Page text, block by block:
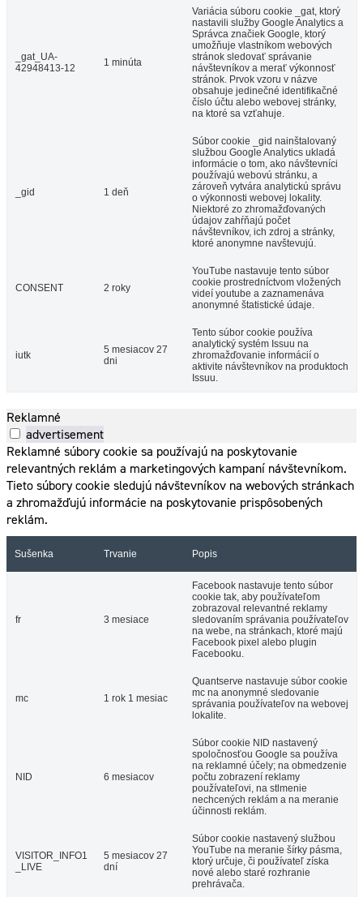
_gat_UA-
42948413-12
1 minúta
Variácia súboru cookie _gat, ktorý
nastavili služby Google Analytics a
Správca značiek Google, ktorý
umožňuje vlastníkom webových
stránok sledovať správanie
návštevníkov a merať výkonnosť
stránok. Prvok vzoru v názve
obsahuje jedinečné identifikačné
číslo účtu alebo webovej stránky,
na ktoré sa vzťahuje.
_gid 1 deň
Súbor cookie _gid nainštalovaný
službou Google Analytics ukladá
informácie o tom, ako návštevníci
používajú webovú stránku, a
zároveň vytvára analytickú správu
o výkonnosti webovej lokality.
Niektoré zo zhromažďovaných
údajov zahŕňajú počet
návštevníkov, ich zdroj a stránky,
ktoré anonymne navštevujú.
CONSENT 2 roky
YouTube nastavuje tento súbor
cookie prostredníctvom vložených
videí youtube a zaznamenáva
anonymné štatistické údaje.
iutk
5 mesiacov 27
dni
Tento súbor cookie používa
analytický systém Issuu na
zhromažďovanie informácií o
aktivite návštevníkov na produktoch
Issuu.
Reklamné
advertisement
Reklamné súbory cookie sa používajú na poskytovanie
relevantných reklám a marketingových kampaní návštevníkom.
Tieto súbory cookie sledujú návštevníkov na webových stránkach
a zhromažďujú informácie na poskytovanie prispôsobených
reklám.
Sušenka Trvanie Popis
fr 3 mesiace
Facebook nastavuje tento súbor
cookie tak, aby používateľom
zobrazoval relevantné reklamy
sledovaním správania používateľov
na webe, na stránkach, ktoré majú
Facebook pixel alebo plugin
Facebooku.
mc 1 rok 1 mesiac
Quantserve nastavuje súbor cookie
mc na anonymné sledovanie
správania používateľov na webovej
lokalite.
NID 6 mesiacov
Súbor cookie NID nastavený
spoločnosťou Google sa používa
na reklamné účely; na obmedzenie
počtu zobrazení reklamy
používateľovi, na stlmenie
nechcených reklám a na meranie
účinnosti reklám.
VISITOR_INFO1
_LIVE
5 mesiacov 27
dní
Súbor cookie nastavený službou
YouTube na meranie šírky pásma,
ktorý určuje, či používateľ získa
nové alebo staré rozhranie
prehrávača.